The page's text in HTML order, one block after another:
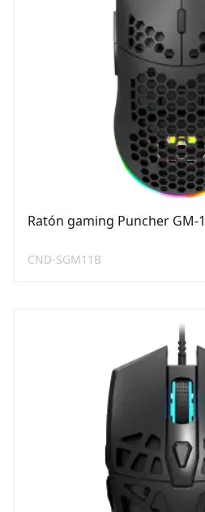
Ratón gaming Puncher GM-
CND-SGM11B